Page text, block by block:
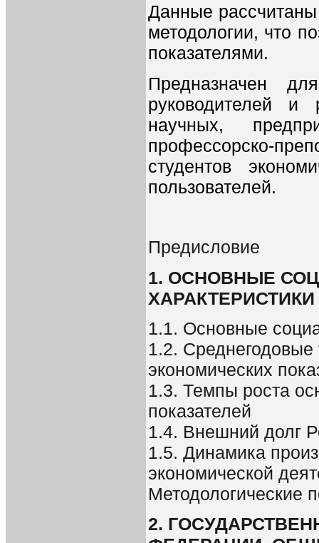
Данные
методологии, что
показателями.
Предназначен
руководителей и
научных,
профессорско-
студентов
пользователей.
Предисловие
1. ОСНОВНЫЕ
1.1. Основные
1.2.
экономических
1.3. Темпы роста
показателей
1.4. Внешний долг
1.5. Динамика
экономической
Методологические
2.